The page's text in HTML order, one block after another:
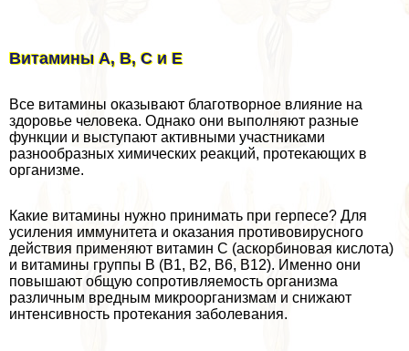
Витамины А, В, С и Е
Все витамины оказывают благотворное влияние на
здоровье человека. Однако они выполняют разные
функции и выступают активными участниками
разнообразных химических реакций, протекающих в
организме.
Какие витамины нужно принимать при гepпeсе? Для
усиления иммунитета и оказания противовирусного
действия применяют витамин С (аскорбиновая кислота)
и витамины группы В (В1, В2, В6, В12). Именно они
повышают общую сопротивляемость организма
различным вредным микроорганизмам и снижают
интенсивность протекания заболевания.